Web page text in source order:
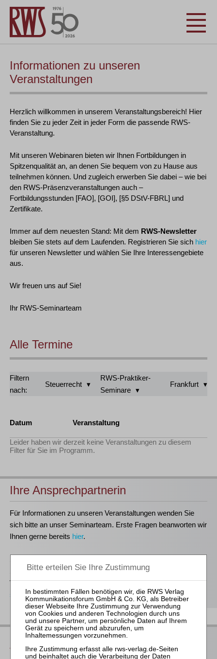
Informationen zu unseren
Veranstaltungen
Herzlich willkommen in unserem Veranstaltungsbereich! Hier
finden Sie zu jeder Zeit in jeder Form die passende RWS-
Veranstaltung.
Mit unseren Webinaren bieten wir Ihnen Fortbildungen in
Spitzenqualität an, an denen Sie bequem von zu Hause aus
teilnehmen können. Und zugleich erwerben Sie dabei – wie bei
den RWS-Präsenzveranstaltungen auch –
Fortbildungsstunden [FAO], [GOI], [§5 DStV-FBRL] und
Zertifikate.
Immer auf dem neuesten Stand: Mit dem RWS-Newsletter
bleiben Sie stets auf dem Laufenden. Registrieren Sie sich hier
für unseren Newsletter und wählen Sie Ihre Interessengebiete
aus.
Wir freuen uns auf Sie!
Ihr RWS-Seminarteam
Alle Termine
Filtern
nach:
Steuerrecht
RWS-Praktiker-
Seminare
Frankfurt
Datum Veranstaltung
Leider haben wir derzeit keine Veranstaltungen zu diesem
Filter für Sie im Programm.
Ihre Ansprechpartnerin
Für Informationen zu unseren Veranstaltungen wenden Sie
sich bitte an unser Seminarteam. Erste Fragen beanworten wir
Ihnen gerne bereits hier.
Seminarorganisation
T(0221)-400 88-15
seminar@rws-verlag.de
Das bieten Ihnen unsere
Veranstaltungen